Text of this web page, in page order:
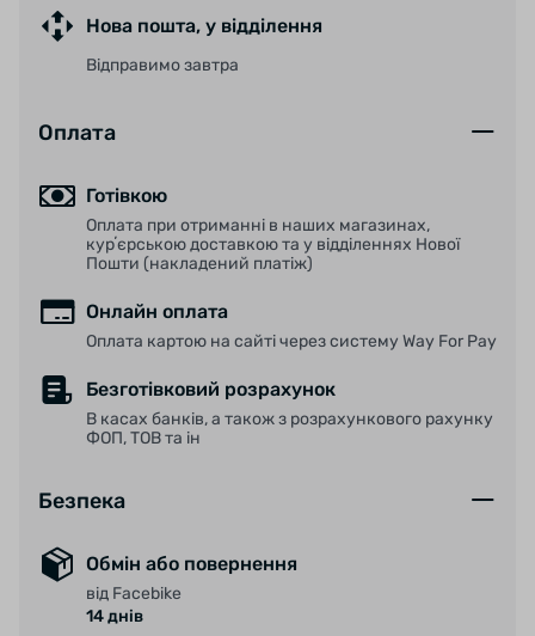
Нова пошта, у відділення
Відправимо завтра
Оплата
Готівкою
Оплата при отриманні в наших магазинах,
курʼєрською доставкою та у відділеннях Нової
Пошти (накладений платіж)
Онлайн оплата
Оплата картою на сайті через систему Way For Pay
Безготівковий розрахунок
В касах банків, а також з розрахункового рахунку
ФОП, ТОВ та ін
Безпека
Обмін або повернення
від Facebike
14 днів